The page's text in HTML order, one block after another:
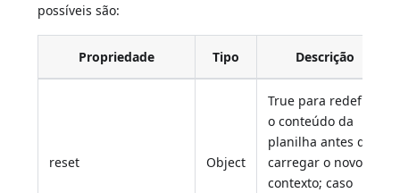
possíveis são:
Propriedade Tipo Descrição
reset Object
True para redefinir
o conteúdo da
planilha antes de
carregar o novo
contexto; caso